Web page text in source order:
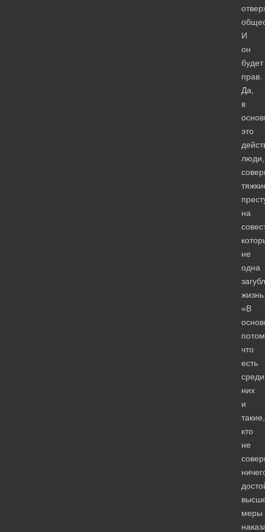
И
он
будет
прав.
Да,
в
это
люди,
на
не
одна
«В
что
есть
среди
них
и
такие,
кто
не
меры